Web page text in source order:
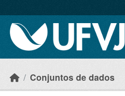
Conjuntos de dados